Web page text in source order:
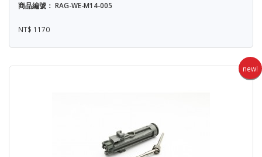
商品編號： RAG-WE-M14-005
NT$ 1170
new!